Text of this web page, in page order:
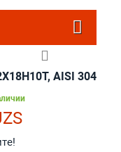
AISI 304